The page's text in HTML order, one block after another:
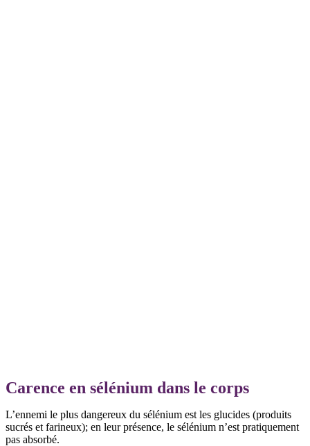
Carence en sélénium dans le corps
L’ennemi le plus dangereux du sélénium est les glucides (produits
sucrés et farineux); en leur présence, le sélénium n’est pratiquement
pas absorbé.